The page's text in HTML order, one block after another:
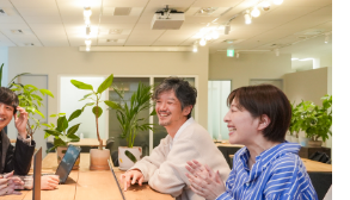
、私たちが普段、人生の選択をサポート
スを凝縮し、あなたの「バリューワード
）」を見つけていくお手伝いをしていき
を知ってもらうだけでなく、
を豊かにするための3時間にしたいと考え
全体のブランディング観点でのPR広報戦
・コンテンツ運営やイベント企画）
経理・人事など）：事業を推進するため
をはじめ、既存事業のリーダー職や新規
を目指し、様々な仕事にチャレンジして